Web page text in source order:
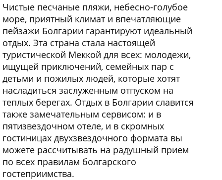
Чистые песчаные пляжи, небесно-голубое
море, приятный климат и впечатляющие
пейзажи Болгарии гарантируют идеальный
отдых. Эта страна стала настоящей
туристической Меккой для всех: молодежи,
ищущей приключений, семейных пар с
детьми и пожилых людей, которые хотят
насладиться заслуженным отпуском на
теплых берегах. Отдых в Болгарии славится
также замечательным сервисом: и в
пятизвездочном отеле, и в скромных
гостиницах двухзвездочного формата вы
можете рассчитывать на радушный прием
по всех правилам болгарского
гостеприимства.